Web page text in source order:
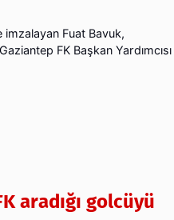
Fuat Bavuk,
FK Başkan Yardımcısı
aradığı golcüyü